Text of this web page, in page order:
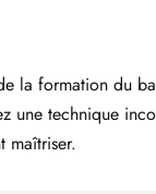
la formation du
une technique
maîtriser.